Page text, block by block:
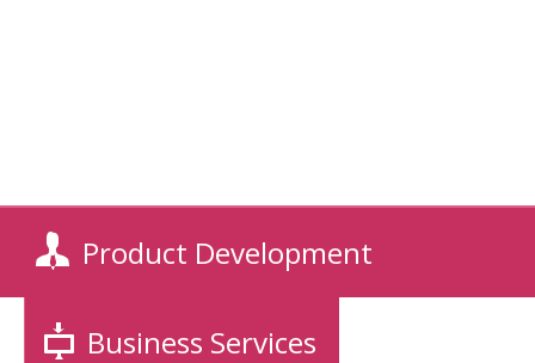
Product Development
Business Services